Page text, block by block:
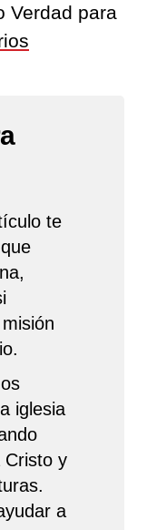
Verdad para
te
iglesia
Cristo y
a